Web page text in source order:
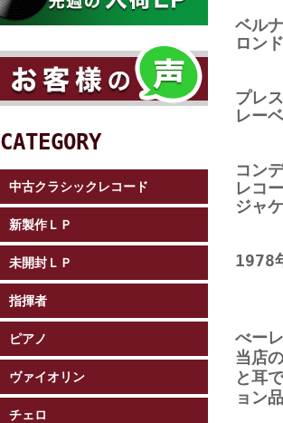
ベル
ロン
プレ
レー
コン
レコ
ジャ
1978
べー
当店
と耳
ョン
CATEGORY
中古クラシックレコード
新製作ＬＰ
未開封ＬＰ
指揮者
ピアノ
ヴァイオリン
チェロ